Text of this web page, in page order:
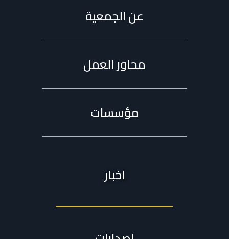
عن الجمعية
محاور العمل
مؤسسات
اخبار